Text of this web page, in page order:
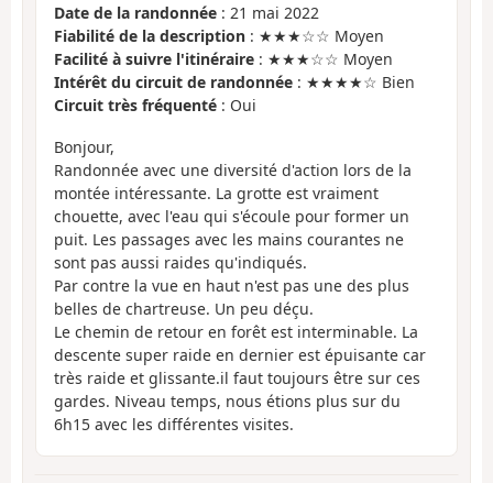
Date de la randonnée : 21 mai 2022
Fiabilité de la description : ★★★☆☆ Moyen
Facilité à suivre l'itinéraire : ★★★☆☆ Moyen
Intérêt du circuit de randonnée : ★★★★☆ Bien
Circuit très fréquenté : Oui
Bonjour,
Randonnée avec une diversité d'action lors de la
montée intéressante. La grotte est vraiment
chouette, avec l'eau qui s'écoule pour former un
puit. Les passages avec les mains courantes ne
sont pas aussi raides qu'indiqués.
Par contre la vue en haut n'est pas une des plus
belles de chartreuse. Un peu déçu.
Le chemin de retour en forêt est interminable. La
descente super raide en dernier est épuisante car
très raide et glissante.il faut toujours être sur ces
gardes. Niveau temps, nous étions plus sur du
6h15 avec les différentes visites.